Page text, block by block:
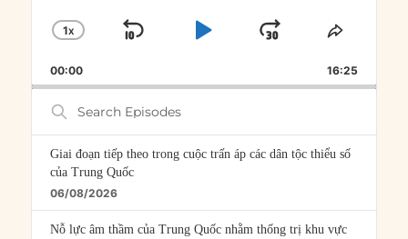
CHANGE
RATE
1X
SKIP
PLAYJUMP
FORWARD
SHARE
00:00 16:25
Search
Episodes
Giai đoạn tiếp theo trong cuộc trấn áp các dân tộc thiểu số
của Trung Quốc
06/08/2026
Nỗ lực âm thầm của Trung Quốc nhằm thống trị khu vực